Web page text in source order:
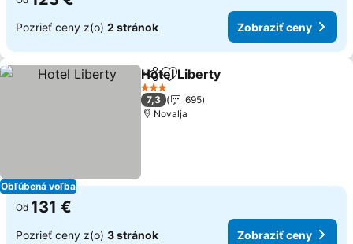
Pozrieť ceny z(o) 2 stránok Zobraziť ceny
Obľúbená voľba
ZdieľaťPridať do obľúbených
Hotel Liberty
3 Počet hviezdičiek
7,3
695
Novalja
Od 131 €
Pozrieť ceny z(o) 3 stránok Zobraziť ceny